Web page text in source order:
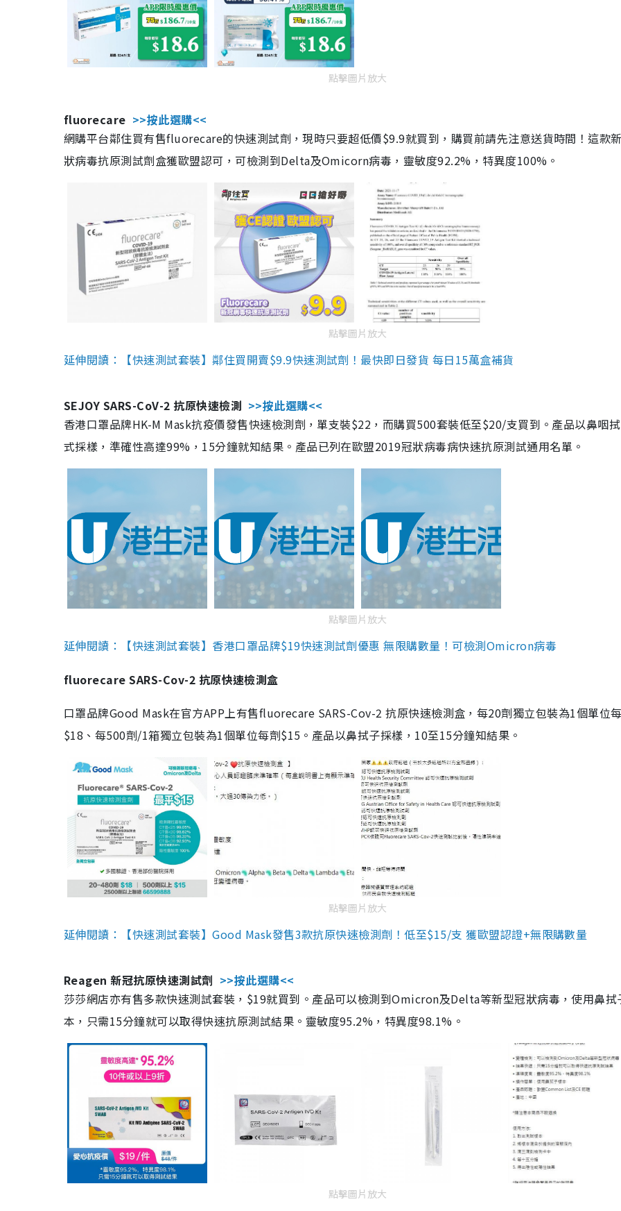
點擊圖片放大
fluorecare >>按此選購<<
網購平台鄰住買有售fluorecare的快速測試劑，現時只要超低價$9.9就買到，購買前請先注意送貨時間！這款
狀病毒抗原測試劑盒獲歐盟認可，可檢測到Delta及Omicorn病毒，靈敏度92.2%，特異度100%。
點擊圖片放大
延伸閱讀：【快速測試套裝】鄰住買開賣$9.9快速測試劑！最快即日發貨 每日15萬盒補貨
SEJOY SARS-CoV-2 抗原快速檢測 >>按此選購<<
香港口罩品牌HK-M Mask抗疫價發售快速檢測劑，單支裝$22，而購買500套裝低至$20/支買到。產品以鼻咽
式採樣，準確性高達99%，15分鐘就知結果。產品已列在歐盟2019冠狀病毒病快速抗原測試通用名單。
點擊圖片放大
延伸閱讀：【快速測試套裝】香港口罩品牌$19快速測試劑優惠 無限購數量！可檢測Omicron病毒
fluorecare SARS-Cov-2 抗原快速檢測盒
口罩品牌Good Mask在官方APP上有售fluorecare SARS-Cov-2 抗原快速檢測盒，每20劑獨立包裝為1個單位
$18、每500劑/1箱獨立包裝為1個單位每劑$15。產品以鼻拭子採樣，10至15分鐘知結果。
點擊圖片放大
延伸閱讀：【快速測試套裝】Good Mask發售3款抗原快速檢測劑！低至$15/支 獲歐盟認證+無限購數量
Reagen 新冠抗原快速測試劑 >>按此選購<<
莎莎網店亦有售多款快速測試套裝，$19就買到。產品可以檢測到Omicron及Delta等新型冠狀病毒，使用鼻拭
本，只需15分鐘就可以取得快速抗原測試結果。靈敏度95.2%，特異度98.1%。
點擊圖片放大